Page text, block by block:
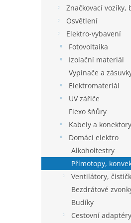
Značkovací vozíky,
Osvětlení
Elektro-vybavení
Fotovoltaika
Izolační materiál
Vypínače a
Elektromateriál
UV zářiče
Flexo šňůry
Kabely a konektory
Domácí elektro
Alkoholtestry
Přímotopy,
Ventilátory,
Bezdrátové
Budíky
Cestovní adaptéry